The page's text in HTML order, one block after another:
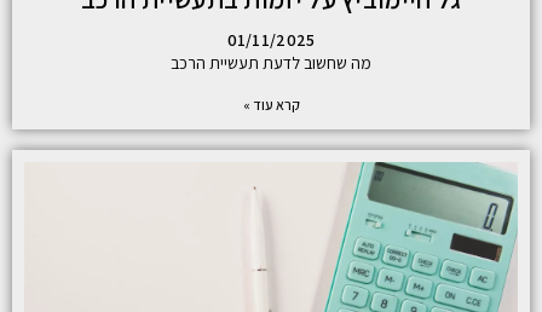
01/11/2025
מה שחשוב לדעת תעשיית הרכב
קרא עוד »